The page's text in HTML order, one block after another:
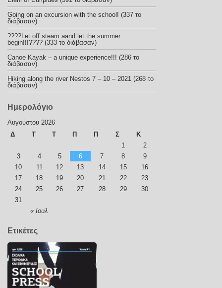
Going on an excursion with the school! (337 το
διάβασαν)
????Let off steam aand let the summer
begin!!!???? (333 το διάβασαν)
Canoe Kayak – a unique experience!!! (286 το
διάβασαν)
Hiking along the river Nestos 7 – 10 – 2021 (268 το
διάβασαν)
Ημερολόγιο
Αυγούστου 2026
Δ
Τ Τ Π Π Σ Κ
« Ιουλ
1
2
3
4 5 6 7 8
9
10
11 12 13 14 15
16
17
18 19 20 21 22
23
24
25 26 27 28 29
30
31
Ετικέτες